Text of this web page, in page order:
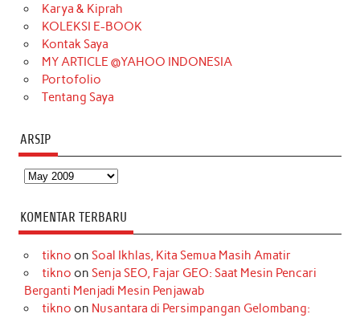
k
a
m
Karya & Kiprah
KOLEKSI E-BOOK
Kontak Saya
MY ARTICLE @YAHOO INDONESIA
Portofolio
Tentang Saya
ARSIP
Arsip
KOMENTAR TERBARU
tikno on Soal Ikhlas, Kita Semua Masih Amatir
tikno on Senja SEO, Fajar GEO: Saat Mesin Pencari
Berganti Menjadi Mesin Penjawab
tikno on Nusantara di Persimpangan Gelombang: